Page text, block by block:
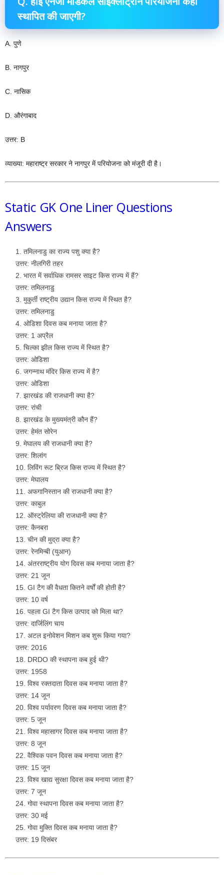
स्थापित की जाएगी?
A. पुणे
B. नागपुर
C. नासिक
D. औरंगाबाद
उत्तर: B
व्याख्या: महाराष्ट्र सरकार ने नागपुर में परियोजना को मंजूरी दी है।
Static GK One Liner Questions
Answers
तमिलनाडु का राज्य पशु क्या है?
उत्तर: नीलगिरी तहर
भारत में सर्वाधिक रामसर साइट किस राज्य में हैं?
उत्तर: तमिलनाडु
मुकुर्ती राष्ट्रीय उद्यान किस राज्य में स्थित है?
उत्तर: तमिलनाडु
ओडिशा दिवस कब मनाया जाता है?
उत्तर: 1 अप्रैल
चिल्का झील किस राज्य में स्थित है?
उत्तर: ओडिशा
जगन्नाथ मंदिर किस राज्य में है?
उत्तर: ओडिशा
झारखंड की राजधानी क्या है?
उत्तर: रांची
झारखंड के मुख्यमंत्री कौन हैं?
उत्तर: हेमंत सोरेन
मेघालय की राजधानी क्या है?
उत्तर: शिलांग
लिविंग रूट ब्रिज किस राज्य में स्थित है?
उत्तर: मेघालय
अफगानिस्तान की राजधानी क्या है?
उत्तर: काबुल
ऑस्ट्रेलिया की राजधानी क्या है?
उत्तर: कैनबरा
चीन की मुद्रा क्या है?
उत्तर: रेनमिन्बी (युआन)
अंतरराष्ट्रीय योग दिवस कब मनाया जाता है?
उत्तर: 21 जून
GI टैग की वैधता कितने वर्षों की होती है?
उत्तर: 10 वर्ष
पहला GI टैग किस उत्पाद को मिला था?
उत्तर: दार्जिलिंग चाय
अटल इनोवेशन मिशन कब शुरू किया गया?
उत्तर: 2016
DRDO की स्थापना कब हुई थी?
उत्तर: 1958
विश्व रक्तदाता दिवस कब मनाया जाता है?
उत्तर: 14 जून
विश्व पर्यावरण दिवस कब मनाया जाता है?
उत्तर: 5 जून
विश्व महासागर दिवस कब मनाया जाता है?
उत्तर: 8 जून
वैश्विक पवन दिवस कब मनाया जाता है?
उत्तर: 15 जून
विश्व खाद्य सुरक्षा दिवस कब मनाया जाता है?
उत्तर: 7 जून
गोवा स्थापना दिवस कब मनाया जाता है?
उत्तर: 30 मई
गोवा मुक्ति दिवस कब मनाया जाता है?
उत्तर: 19 दिसंबर